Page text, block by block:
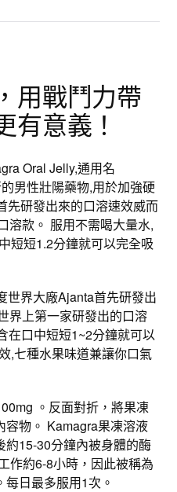
用戰鬥力帶
有意義！
Oral Jelly,通用名
男性壯陽藥物,用於加強硬
先研發出來的口溶速效威而
溶款。 服用不需喝大量水,
短短1.2分鐘就可以完全吸
世界大廠Ajanta首先研發出
界上第一家研發出的口溶
在口中短短1~2分鐘就可以
,七種水果味道兼讓你口氣
。反面對折，將果凍
物。 Kamagra果凍溶液
約15-30分鐘內被身體的酶
作約6-8小時，因此被稱為
日最多服用1次。